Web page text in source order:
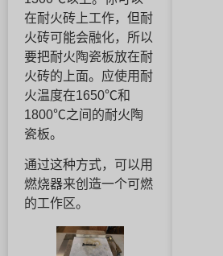
在耐火砖上工作，但耐
火砖可能会融化，所以
要把耐火陶瓷板放在耐
火砖的上面。应使用耐
火温度在1650℃和
1800℃之间的耐火陶
瓷板。
通过这种方式，可以用
燃烧器来创造一个可燃
的工作区。